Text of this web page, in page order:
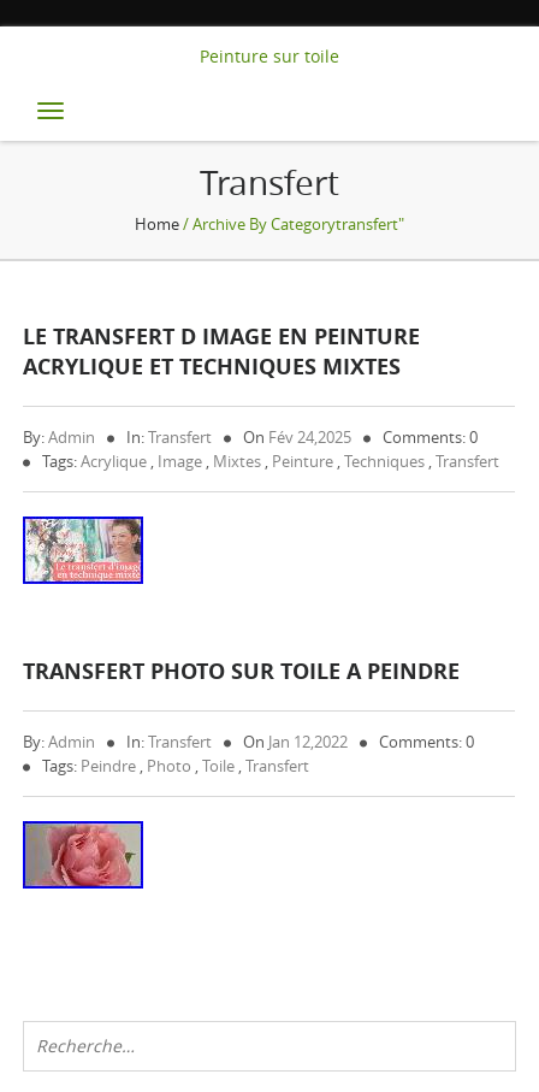
Peinture sur toile
Toggle
navigation
Transfert
Home/ Archive By Categorytransfert"
LE TRANSFERT D IMAGE EN PEINTURE
ACRYLIQUE ET TECHNIQUES MIXTES
By:Admin In:Transfert On Fév 24,2025
Comments: 0
Tags:Acrylique , Image , Mixtes , Peinture ,Techniques ,Transfert
TRANSFERT PHOTO SUR TOILE A PEINDRE
By:Admin In:Transfert On Jan 12,2022
Comments: 0
Tags: Peindre , Photo ,Toile ,Transfert